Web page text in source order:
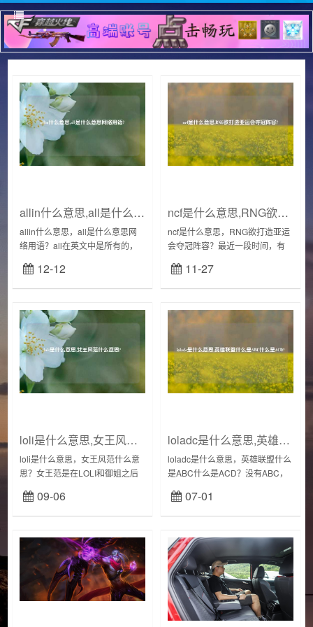
allin什么意思,all是什么意思网络用语?
allin什么意思，all是什么意思网
络用语？all在英文中是所有的，
法，意思并不是固定不变的。
01all作为形容词：一切的,所有的
12-12
ncf是什么意思,RNG欲打造亚运会夺冠阵容?
ncf是什么意思，RNG欲打造亚运
会夺冠阵容？最近一段时间，有
续不断，从chovy、Tarzan到
BDD、Kuro，每一个都剑指R...
11-27
loli是什么意思,女王风范什么意思?
loli是什么意思，女王风范什么意
思？女王范是在LOLI和御姐之后
定的能力凌驾于所有人之上的女
人,常有使唤人的...
09-06
loladc是什么意思,英雄联盟什么是ABC什么是ACD?
loladc是什么意思，英雄联盟什么
是ABC什么是ACD？没有ABC，
击的物理输出，比如寒冰，女警
厄运女郎，英雄联盟ad和...
07-01